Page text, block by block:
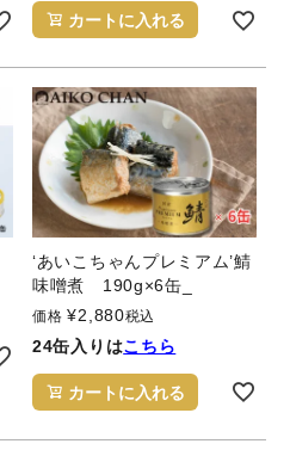
カートに入れる
‘あいこちゃんプレミアム’鯖
味噌煮 190g×6缶_
価格 ¥2,880税込
24缶入りはこちら
カートに入れる